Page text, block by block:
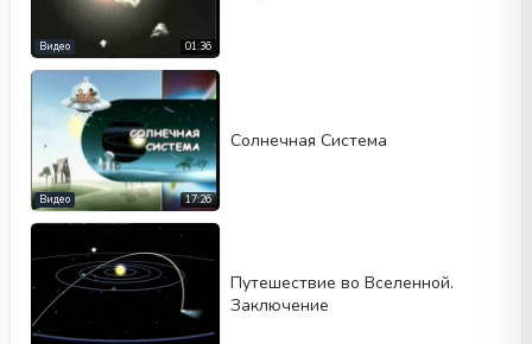
01:36
Видео
17:26
Видео
Солнечная Система
Путешествие во Вселенной.
Заключение